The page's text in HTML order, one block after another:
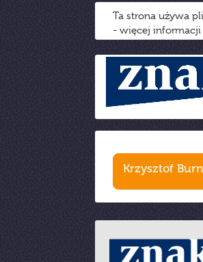
Ta strona używa
- więcej informacji
Krzysztof